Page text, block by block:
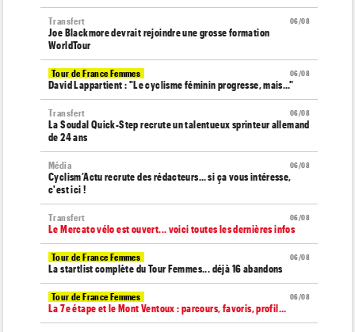
06/08
Transfert
Joe Blackmore devrait rejoindre une grosse formation
WorldTour
06/08
Tour de France Femmes
David Lappartient : "Le cyclisme féminin progresse, mais…"
06/08
Transfert
La Soudal Quick-Step recrute un talentueux sprinteur allemand
de 24 ans
06/08
Média
Cyclism’Actu recrute des rédacteurs… si ça vous intéresse,
c'est ici !
06/08
Transfert
Le Mercato vélo est ouvert... voici toutes les dernières infos
06/08
Tour de France Femmes
La startlist complète du Tour Femmes... déjà 16 abandons
06/08
Tour de France Femmes
La 7e étape et le Mont Ventoux : parcours, favoris, profil…